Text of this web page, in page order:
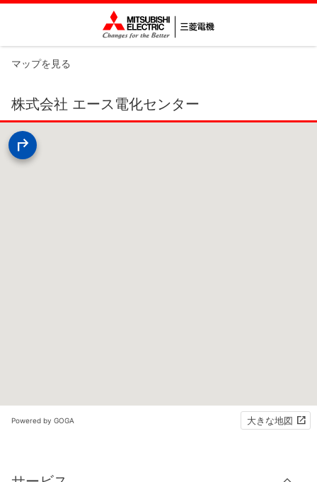
マップを見る
株式会社 エース電化センター
Powered by GOGA 大きな地図